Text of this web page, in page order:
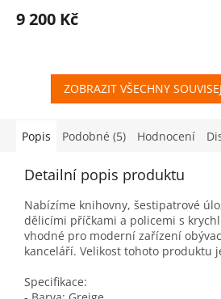
9 200 Kč
ZOBRAZIT VŠECHNY
Popis Podobné (5) Hodnocení
Detailní popis produktu
Nabízíme knihovny, šestipatrové
dělicími příčkami a policemi s
vhodné pro moderní zařízení
kanceláří. Velikost tohoto produktu
Specifikace: